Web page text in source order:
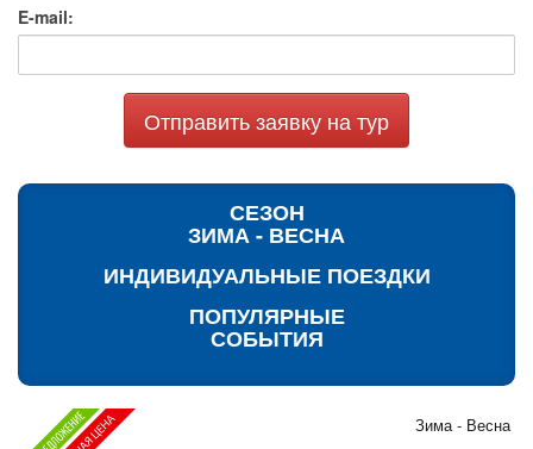
E-mail:
Отправить заявку на тур
СЕЗОН
ЗИМА - ВЕСНА
ИНДИВИДУАЛЬНЫЕ ПОЕЗДКИ
ПОПУЛЯРНЫЕ
СОБЫТИЯ
Зима - Весна